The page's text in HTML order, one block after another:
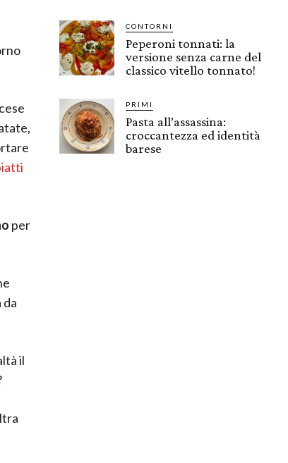
per
il
CONTORNI
Peperoni tonnati: la
versione senza carne del
classico vitello tonnato!
PRIMI
Pasta all’assassina:
croccantezza ed identità
barese